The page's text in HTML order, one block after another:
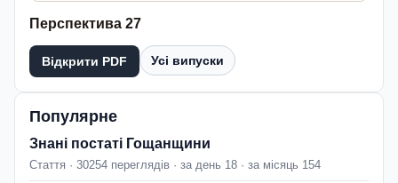
Перспектива 27
Відкрити PDF Усі випуски
Популярне
Знані постаті Гощанщини
Стаття · 30254 переглядів · за день 18 · за місяць 154